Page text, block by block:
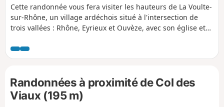
Cette randonnée vous fera visiter les hauteurs de La Voulte-
sur-Rhône, un village ardéchois situé à l'intersection de
trois vallées : Rhône, Eyrieux et Ouvèze, avec son église et
phase montante en début et descendante en fin de
promenade. Les crêtes offrent de belles vues notamment
essentiellement sur de petites routes goudronnées très peu
fréquentées, ce qui facile la descente mais peu rebuter
certains randonneurs.
Randonnées à proximité de Col des
Viaux (195 m)